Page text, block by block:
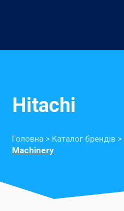
Hitachi
Головна > Каталог брендів >
Machinery